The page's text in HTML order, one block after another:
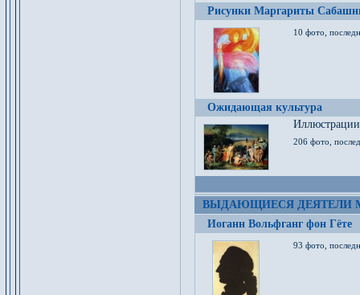
Рисунки Маргариты
10 фото,
Ожидающая культура
206 фото,
ВЫДАЮЩИЕСЯ ДЕЯТЕЛИ
Иоганн Вольфганг фон Гёте
93 фото,